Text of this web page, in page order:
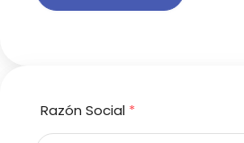
Razón Social *